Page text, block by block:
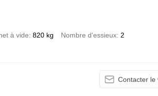
à vide 820 kg Nombre d'essieux 2
Contacter le